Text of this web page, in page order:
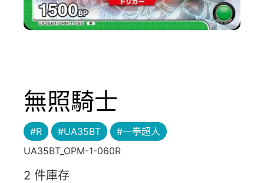
無照騎士
#R #UA35BT
#一拳超人
UA35BT_OPM-1-060R
2 件庫存